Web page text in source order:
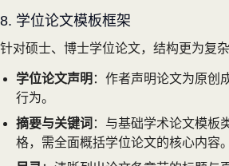
8. 学位论文模板框架
针对硕士、博士学位论文，结构更为复杂
学位论文声明 ：作者声明论文为原创
行为。
摘要与关键词 ：与基础学术论文模板
格，需全面概括学位论文的核心内容。